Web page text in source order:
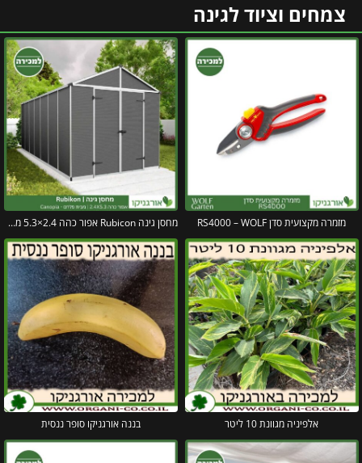
צמחים וציוד לגינה
מזמרה מקצועית סדן RS4000 – WOLF מחסן גינה Rubicon אפור כהה 2.4×5.3 מבית פלרם קנופיה
אלפיניה מגוונת 10 ליטר בננה אורגניקו סופר ננסית